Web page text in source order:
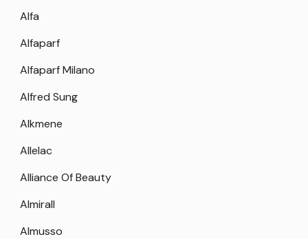
Alfa
Alfaparf
Alfaparf Milano
Alfred Sung
Alkmene
Allelac
Alliance Of Beauty
Almirall
Almusso